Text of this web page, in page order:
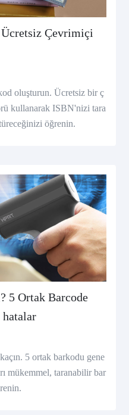
Çevrimiçi
oluşturun. Ücretsiz bir ç
kullanarak ISBN'nizi tara
öğrenin.
5 Ortak Barcode
hatalar
5 ortak barkodu gene
mükemmel, taranabilir bar